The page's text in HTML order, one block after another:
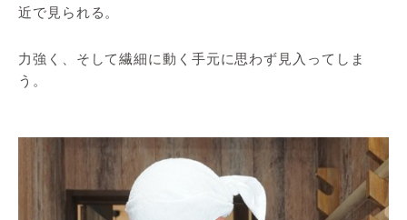
近で見られる。
力強く、そして繊細に動く手元に思わず見入ってしま
う。